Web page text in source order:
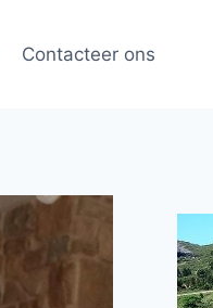
Contacteer ons